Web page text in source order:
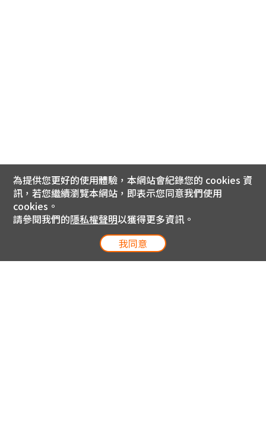
為提供您更好的使用體驗，本網站會紀錄您的 cookies 資
訊，若您繼續瀏覽本網站，即表示您同意我們使用
cookies。
請參閱我們的隱私權聲明以獲得更多資訊。
我同意